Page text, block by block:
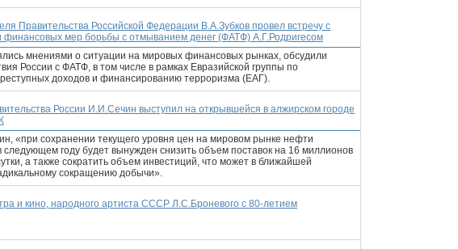
Правительства Российской Федерации В.А.Зубков провел встречу с
финансовых мер борьбы с отмыванием денег (ФАТФ) А.Г.Родригесом
мнениями о ситуации на мировых финансовых рынках, обсудили
России с ФАТФ, в том числе в рамках Евразийской группы по
доходов и финансированию терроризма (ЕАГ).
России И.И.Сечин выступил на открывшейся в алжирском городе
«при сохранении текущего уровня цен на мировом рынке нефти
следующем году будет вынужден снизить объем поставок на 16 миллионов
а также сократить объем инвестиций, что может в ближайшей
сокращению добычи».
и кино, народного артиста СССР Л.С.Броневого с 80-летием